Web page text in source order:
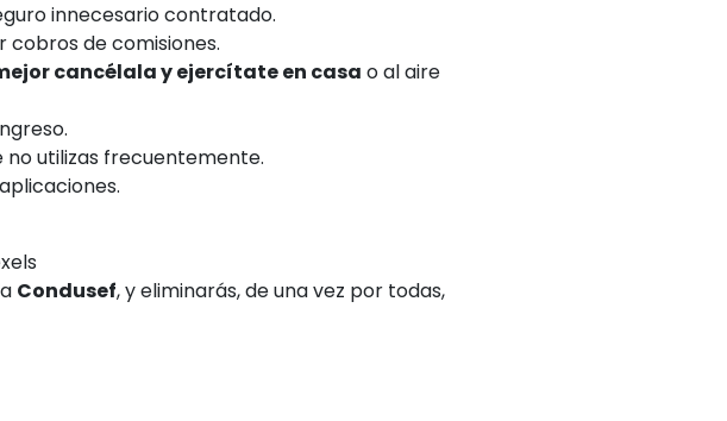
innecesario contratado.
de comisiones.
cancélala y ejercítate en casa o al aire
no utilizas frecuentemente.
Condusef, y eliminarás, de una vez por todas,